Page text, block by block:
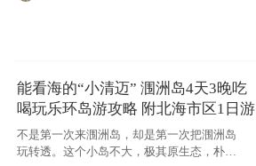
能看海的“小清迈” 涠洲岛4天3晚吃
喝玩乐环岛游攻略 附北海市区1日游
不是第一次来涠洲岛，却是第一次把涠洲岛
玩转透。这个小岛不大，极其原生态，朴